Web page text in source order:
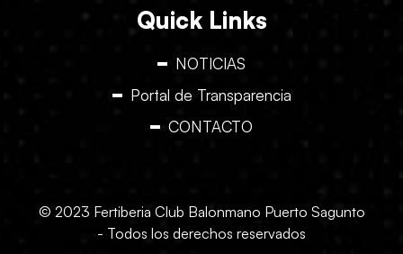
Quick Links
NOTICIAS
Portal de Transparencia
CONTACTO
© 2023 Fertiberia Club Balonmano Puerto Sagunto
- Todos los derechos reservados